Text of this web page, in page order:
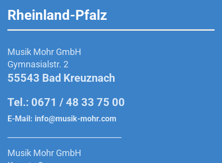
Rheinland-Pfalz
Musik Mohr GmbH
Gymnasialstr. 2
55543 Bad Kreuznach
Tel.: 0671 / 48 33 75 00
E-Mail: info@musik-mohr.com
Musik Mohr GmbH